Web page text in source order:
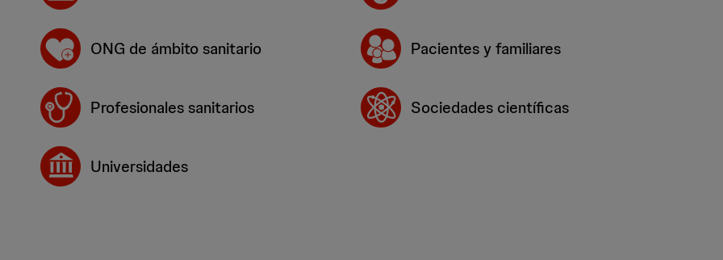
ONG de ámbito sanitario Pacientes y familiares
Profesionales sanitarios Sociedades científicas
Universidades